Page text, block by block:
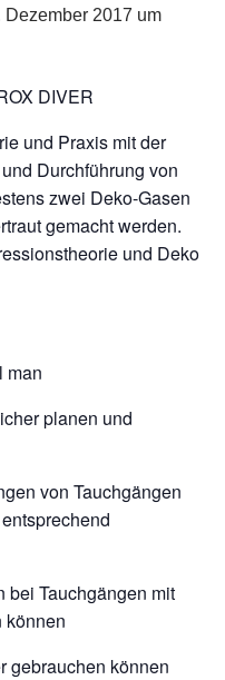
Dezember 2017 um
DIVER
und Praxis mit der
Durchführung von
zwei Deko-Gasen
gemacht werden.
und Deko
man
planen und
von Tauchgängen
bei Tauchgängen mit
können
gebrauchen können